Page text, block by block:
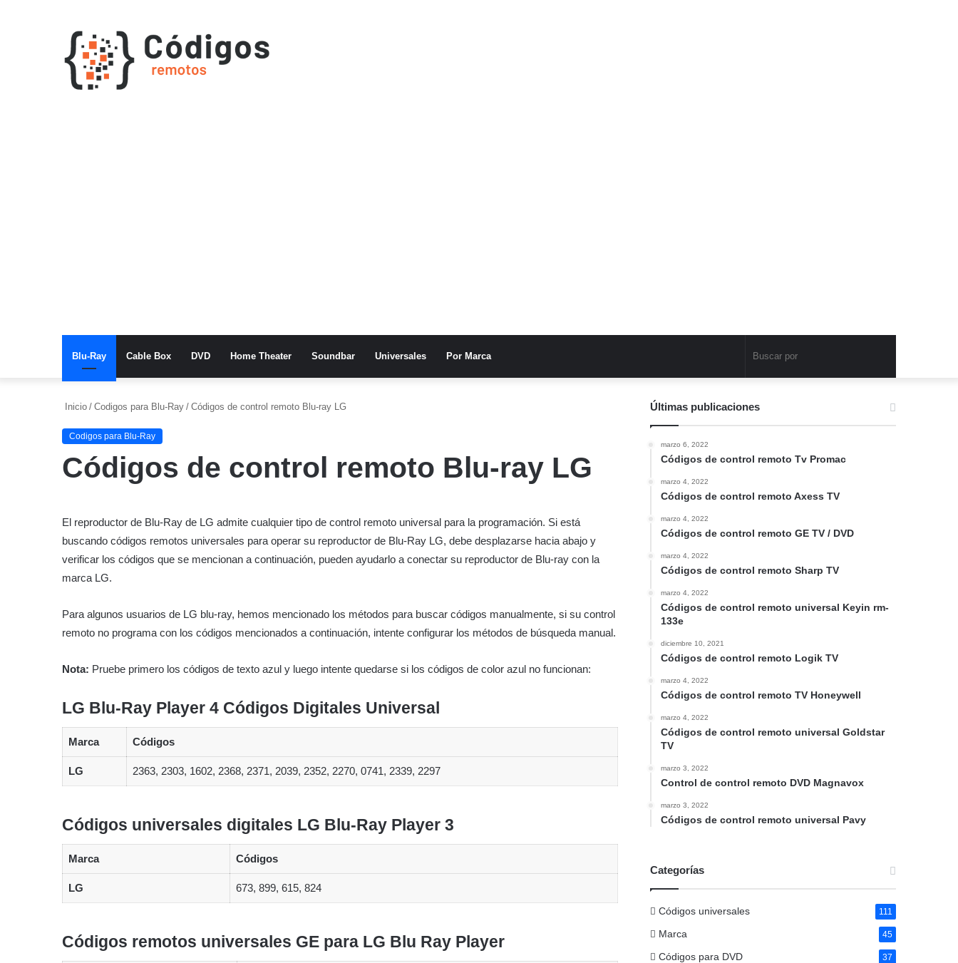
Blu-Ray Cable Box DVD Home Theater Soundbar Universales Por Marca
Inicio / Codigos para Blu-Ray / Códigos de control remoto Blu-ray LG
Codigos para Blu-Ray
Códigos de control remoto Blu-ray LG
El reproductor de Blu-Ray de LG admite cualquier tipo de control remoto universal para la programación. Si está
buscando códigos remotos universales para operar su reproductor de Blu-Ray LG, debe desplazarse hacia abajo y
verificar los códigos que se mencionan a continuación, pueden ayudarlo a conectar su reproductor de Blu-ray con la
marca LG.
Para algunos usuarios de LG blu-ray, hemos mencionado los métodos para buscar códigos manualmente, si su control
remoto no programa con los códigos mencionados a continuación, intente configurar los métodos de búsqueda manual.
Nota: Pruebe primero los códigos de texto azul y luego intente quedarse si los códigos de color azul no funcionan:
LG Blu-Ray Player 4 Códigos Digitales Universal
Marca Códigos
LG 2363, 2303, 1602, 2368, 2371, 2039, 2352, 2270, 0741, 2339, 2297
Códigos universales digitales LG Blu-Ray Player 3
Marca Códigos
LG 673, 899, 615, 824
Códigos remotos universales GE para LG Blu Ray Player
Últimas publicaciones
marzo 6, 2022
Códigos de control remoto Tv Promac
marzo 4, 2022
Códigos de control remoto Axess TV
marzo 4, 2022
Códigos de control remoto GE TV / DVD
marzo 4, 2022
Códigos de control remoto Sharp TV
marzo 4, 2022
Códigos de control remoto universal Keyin rm-
133e
diciembre 10, 2021
Códigos de control remoto Logik TV
marzo 4, 2022
Códigos de control remoto TV Honeywell
marzo 4, 2022
Códigos de control remoto universal Goldstar
TV
marzo 3, 2022
Control de control remoto DVD Magnavox
marzo 3, 2022
Códigos de control remoto universal Pavy
Categorías
Códigos universales 111
Marca 45
Códigos para DVD 37